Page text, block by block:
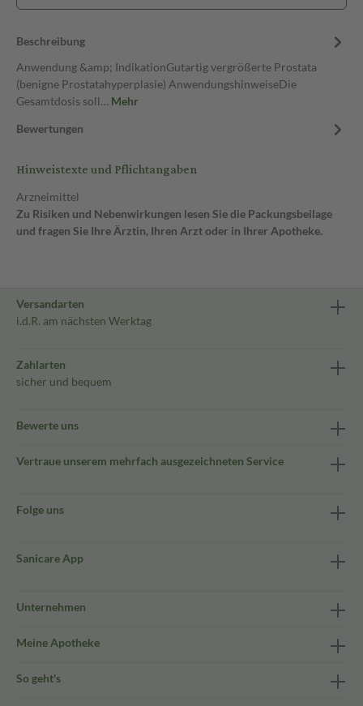
Beschreibung
Anwendung &amp; IndikationGutartig vergrößerte Prostata
(benigne Prostatahyperplasie) AnwendungshinweiseDie
Gesamtdosis soll… Mehr
Bewertungen
Hinweistexte und Pflichtangaben
Arzneimittel
Zu Risiken und Nebenwirkungen lesen Sie die Packungsbeilage
und fragen Sie Ihre Ärztin, Ihren Arzt oder in Ihrer Apotheke.
Versandarten
i.d.R. am nächsten Werktag
Zahlarten
sicher und bequem
Bewerte uns
Vertraue unserem mehrfach ausgezeichneten Service
Folge uns
Sanicare App
Unternehmen
Meine Apotheke
So geht's